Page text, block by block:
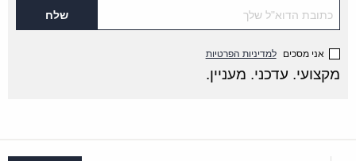
אני מסכים למדיניות הפרטיות
מקצועי. עדכני. מעניין.